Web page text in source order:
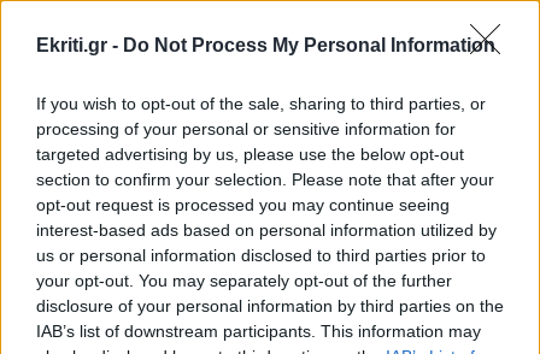
Ekriti.gr - Do Not Process My Personal Information
If you wish to opt-out of the sale, sharing to third parties, or
processing of your personal or sensitive information for
targeted advertising by us, please use the below opt-out
section to confirm your selection. Please note that after your
opt-out request is processed you may continue seeing
interest-based ads based on personal information utilized by
us or personal information disclosed to third parties prior to
your opt-out. You may separately opt-out of the further
disclosure of your personal information by third parties on the
IAB’s list of downstream participants. This information may
ΡΟΗ ΕΙΔΗΣΕΩΝ
02:16
GOSSIP - LIFESTYLE
Τούνη: «Έβγαλα όλο το βράδυ στο νοσοκομείο
με ορούς και αντιβιώσεις»
00:00
ΣΧΕΣΕΙΣ ΚΑΙ SEX
Ο σύντροφός σου σε κάνει καλύτερο άνθρωπο;
23:00
GOSSIP - LIFESTYLE